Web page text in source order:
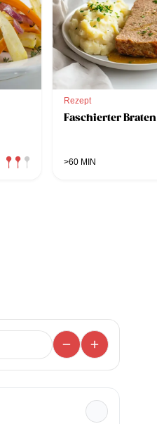
Rezept
Faschierter Braten
>60 MIN